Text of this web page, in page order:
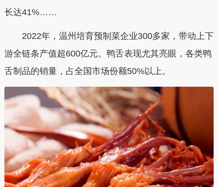
长达41%……
2022年，温州培育预制菜企业300多家，带动上下
游全链条产值超600亿元。鸭舌表现尤其亮眼，各类鸭
舌制品的销量，占全国市场份额50%以上。